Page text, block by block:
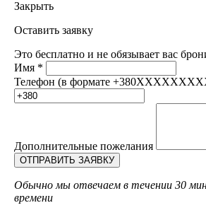
Закрыть
Оставить заявку
Это бесплатно и не обязывает вас
Имя *
Телефон (в формате
Дополнительные пожелания
Обычно мы отвечаем в течении 30
времени